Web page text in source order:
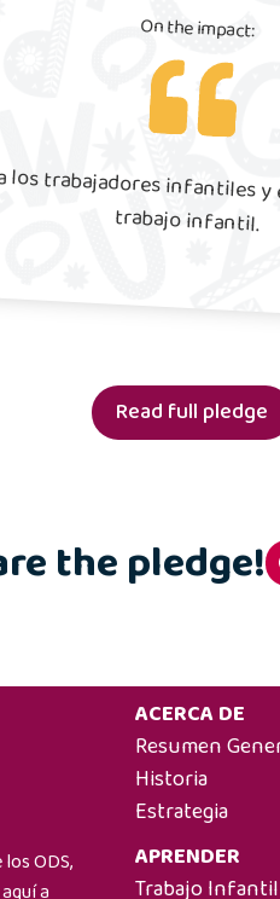
On the impact:
trabajadores infantiles
trabajo infantil.
Read full pledge
the pledge!
ODS,
a
ACERCA DE
Resumen
Historia
Estrategia
APRENDER
Trabajo Infantil